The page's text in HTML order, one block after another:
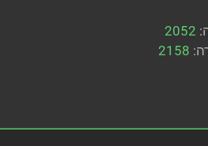
2052
2158